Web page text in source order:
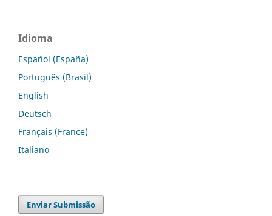
Idioma
Español (España)
Português (Brasil)
English
Deutsch
Français (France)
Italiano
Enviar Submissão